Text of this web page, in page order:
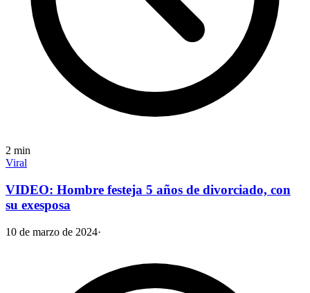
2 min
Viral
VIDEO: Hombre festeja 5 años de divorciado, con
su exesposa
10 de marzo de 2024·